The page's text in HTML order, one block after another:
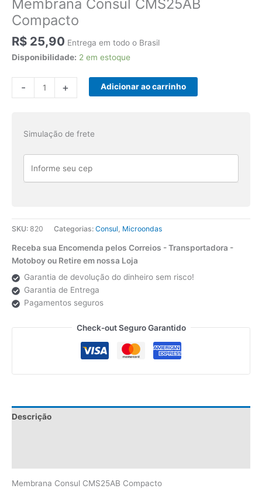
Membrana Consul CMS25AB
Compacto
R$ 25,90 Entrega em todo o Brasil
Disponibilidade: 2 em estoque
-
Membrana
Consul
quantidade
+ Adicionar ao carrinho
Simulação de frete
SKU: 820 Categorias: Consul Microondas
Receba sua Encomenda pelos Correios - Transportadora -
Motoboy ou Retire em nossa Loja
Garantia de devolução do dinheiro sem risco!
Garantia de Entrega
Pagamentos seguros
Check-out Seguro Garantido
Descrição
Membrana Consul CMS25AB Compacto